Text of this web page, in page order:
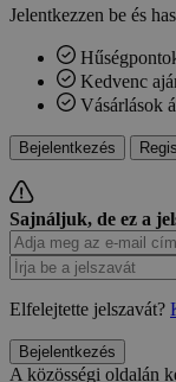
Jelentkezzen be és
Kedvenc
Vásárlások
Bejelentkezés
Sajnáljuk, de ez a
Elfelejtette jelszavát?
Bejelentkezés
A közösségi oldalán